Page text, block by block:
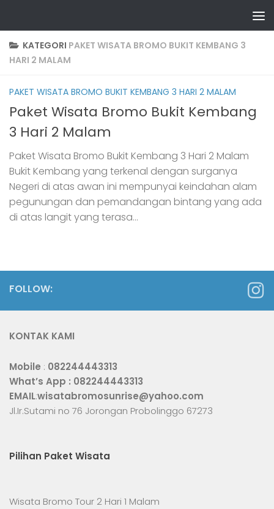
KATEGORI PAKET WISATA BROMO BUKIT KEMBANG 3
HARI 2 MALAM
PAKET WISATA BROMO BUKIT KEMBANG 3 HARI 2 MALAM
Paket Wisata Bromo Bukit Kembang
3 Hari 2 Malam
Paket Wisata Bromo Bukit Kembang 3 Hari 2 Malam
Bukit Kembang yang terkenal dengan surganya
Negeri di atas awan ini mempunyai keindahan alam
pegunungan dan pemandangan bintang yang ada
di atas langit yang terasa...
FOLLOW:
KONTAK KAMI
Mobile : 082244443313
What’s App : 082244443313
EMAIL:wisatabromosunrise@yahoo.com
Jl.Ir.Sutami no 76 Jorongan Probolinggo 67273
Pilihan Paket Wisata
Wisata Bromo Tour 2 Hari 1 Malam